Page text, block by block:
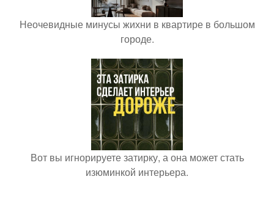
Неочевидные минусы жихни в квартире в большом
городе.
Вот вы игнорируете затирку, а она может стать
изюминкой интерьера.